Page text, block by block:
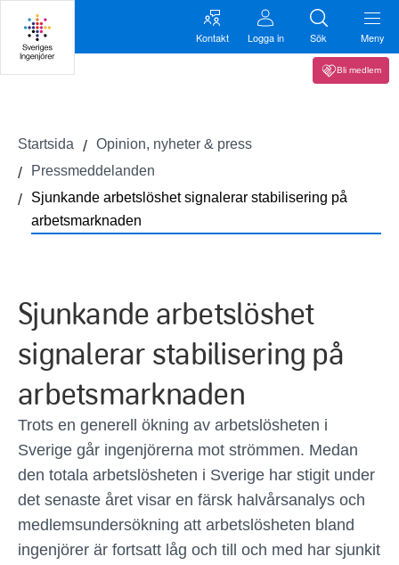
Kontakt Logga in Sök Meny
Bli medlem
Startsida
Opinion, nyheter & press
Pressmeddelanden
Sjunkande arbetslöshet signalerar stabilisering på
arbetsmarknaden
Sjunkande arbetslöshet
signalerar stabilisering på
arbetsmarknaden
Trots en generell ökning av arbetslösheten i
Sverige går ingenjörerna mot strömmen. Medan
den totala arbetslösheten i Sverige har stigit under
det senaste året visar en färsk halvårsanalys och
medlemsundersökning att arbetslösheten bland
ingenjörer är fortsatt låg och till och med har sjunkit